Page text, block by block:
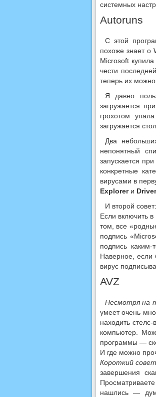
системных
Аutoruns
С этой
похоже знает о
Microsoft
чести
теперь их можно
Я давно
загружается
грохотом
загружается
Два
непонятный
запускается
конкретные
вирусами в
Explorerи
И второй
Если включить
том, все
подпись
подпись
Наверное, если
вирус
AVZ
Несмотря на
умеет очень
находить
компьютер.
программы —
И где можно
Короткий совет
завершения
нашлись —